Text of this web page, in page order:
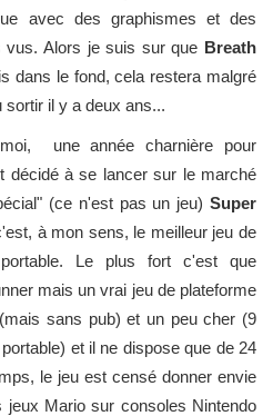
avec des graphismes et des
vus. Alors je suis sur que Breath
dans le fond, cela restera malgré
sortir il y a deux ans...
une année charnière pour
décidé à se lancer sur le marché
(ce n'est pas un jeu)Super
à mon sens, le meilleur jeu de
Le plus fort c'est que
mais un vrai jeu de plateforme
sans pub) et un peu cher (9
et il ne dispose que de 24
le jeu est censé donner envie
Mario sur consoles Nintendo